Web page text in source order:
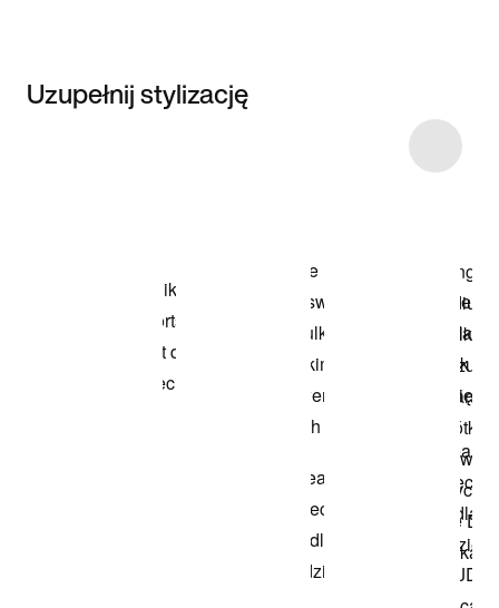
Uzupełnij stylizację